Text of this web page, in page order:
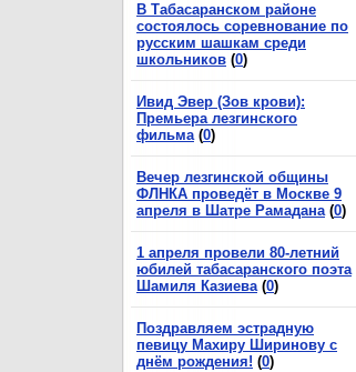
В Табасаранском районе
состоялось соревнование по
русским шашкам среди
школьников (0)
Ивид Эвер (Зов крови):
Премьера лезгинского
фильма (0)
Вечер лезгинской общины
ФЛНКА проведёт в Москве 9
апреля в Шатре Рамадана (0)
1 апреля провели 80-летний
юбилей табасаранского поэта
Шамиля Казиева (0)
Поздравляем эстрадную
певицу Махиру Ширинову с
днём рождения! (0)